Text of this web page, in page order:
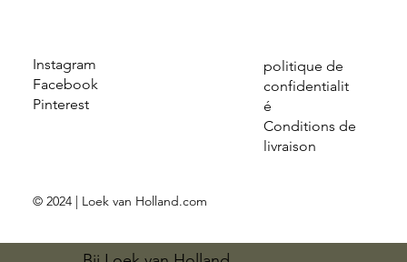
Instagram
Facebook
Pinterest
politique de
confidentialit
é
Conditions de
livraison
© 2024 | Loek van Holland.com